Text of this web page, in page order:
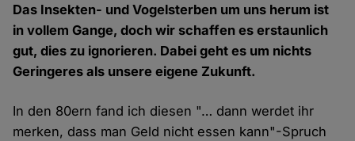
Das Insekten- und Vogelsterben um uns herum ist
in vollem Gange, doch wir schaffen es erstaunlich
gut, dies zu ignorieren. Dabei geht es um nichts
Geringeres als unsere eigene Zukunft.
In den 80ern fand ich diesen "… dann werdet ihr
merken, dass man Geld nicht essen kann"-Spruch